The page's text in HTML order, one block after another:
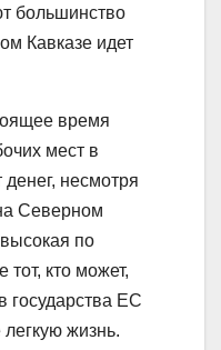
большинство
Кавказе идет
время
мест в
денег, несмотря
Северном
по
тот, кто может,
государства ЕС
жизнь.